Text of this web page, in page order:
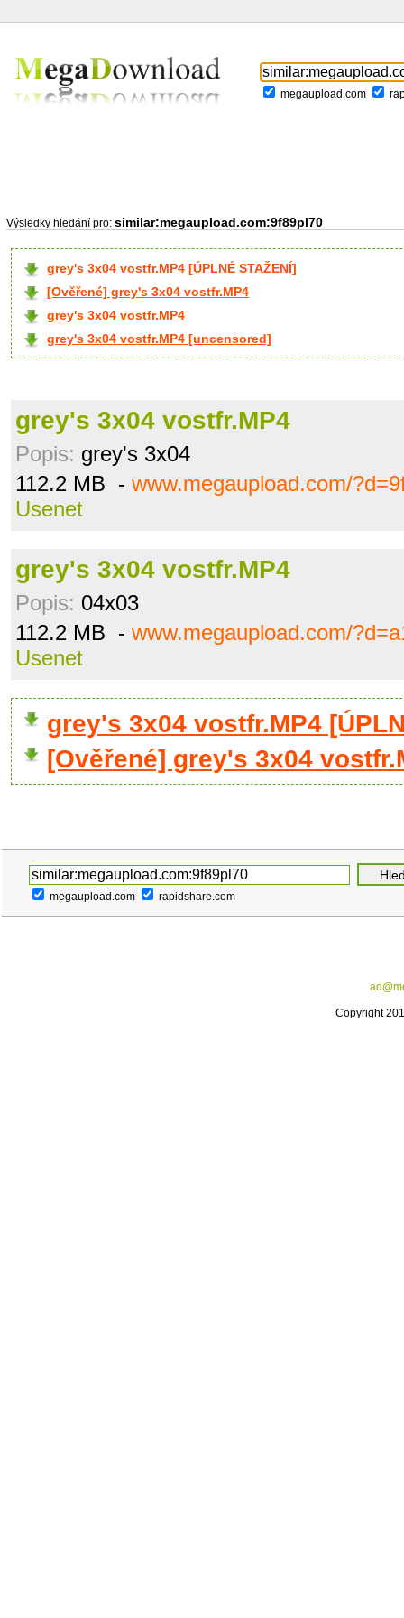
megaupload.com
Výsledky hledání pro: similar:megaupload.com:9f89pl70
grey's 3x04 vostfr.MP4 [ÚPLNÉ STAŽENÍ]
[Ověřené] grey's 3x04 vostfr.MP4
grey's 3x04 vostfr.MP4
grey's 3x04 vostfr.MP4 [uncensored]
grey's 3x04 vostfr.MP4
Popis: grey's 3x04
112.2 MB - www.megaupload.com/
Usenet
grey's 3x04 vostfr.MP4
Popis: 04x03
112.2 MB - www.megaupload.com/
Usenet
grey's 3x04 vostfr.MP4
[Ověřené] grey's 3x04
megaupload.com rapidshare.com
Copyright